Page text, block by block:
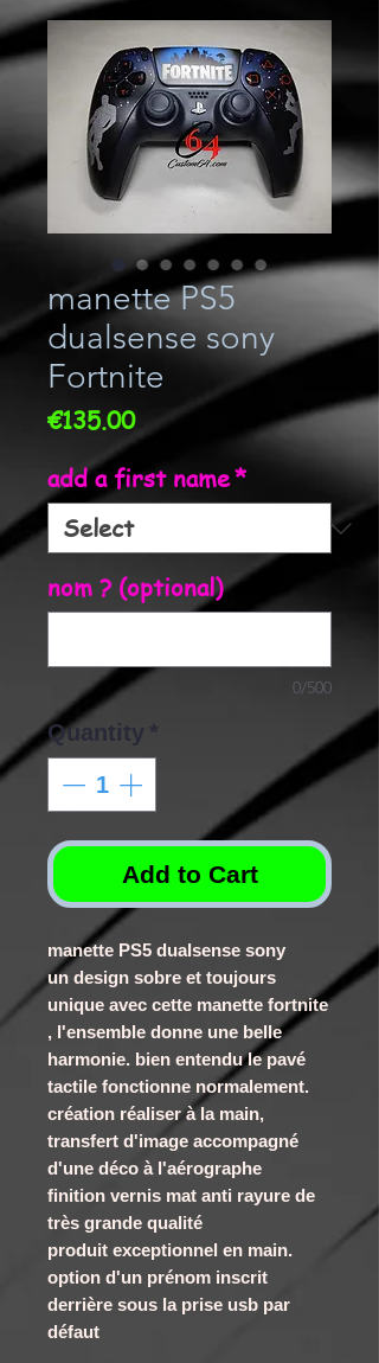
manette PS5
dualsense sony
Fortnite
€135.00Price
add a first name*
nom ? (optional)
0/500
Quantity *
Add to Cart
manette PS5 dualsense sony
un design sobre et toujours
unique avec cette manette fortnite
, l'ensemble donne une belle
harmonie. bien entendu le pavé
tactile fonctionne normalement.
création réaliser à la main,
transfert d'image accompagné
d'une déco à l'aérographe
finition vernis mat anti rayure de
très grande qualité
produit exceptionnel en main.
option d'un prénom inscrit
derrière sous la prise usb par
défaut